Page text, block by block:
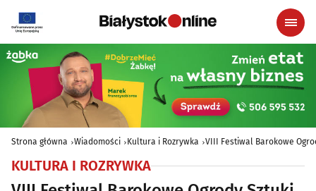
Strona główna Wiadomości Kultura i Rozrywka VIII Festiwal Barokowe
KULTURA I ROZRYWKA